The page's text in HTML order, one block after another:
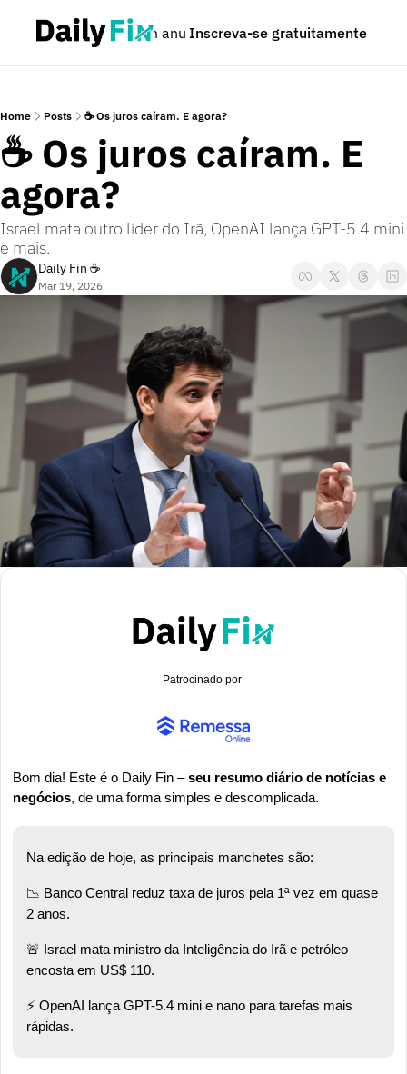
Podcast Seja um anunciante Dúvidas
Inscreva-se gratuitamente
Home Posts ☕ Os juros caíram. E agora?
☕ Os juros caíram. E
agora?
Israel mata outro líder do Irã, OpenAI lança GPT-5.4 mini
e mais.
Daily Fin ☕
Mar 19, 2026
Patrocinado por
Bom dia! Este é o Daily Fin – seu resumo diário de notícias e
negócios, de uma forma simples e descomplicada.
Na edição de hoje, as principais manchetes são:
📉 Banco Central reduz taxa de juros pela 1ª vez em quase
2 anos.
🚨 Israel mata ministro da Inteligência do Irã e petróleo
encosta em US$ 110.
⚡ OpenAI lança GPT-5.4 mini e nano para tarefas mais
rápidas.